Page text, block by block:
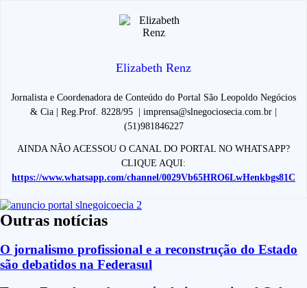
Elizabeth Renz
Jornalista e Coordenadora de Conteúdo do Portal São Leopoldo Negócios
& Cia | Reg.Prof. 8228/95 | imprensa@slnegociosecia.com.br |
(51)981846227
AINDA NÃO ACESSOU O CANAL DO PORTAL NO WHATSAPP?
CLIQUE AQUI:
https://www.whatsapp.com/channel/0029Vb65HRO6LwHenkbgs81C
Outras notícias
O jornalismo profissional e a reconstrução do Estado
são debatidos na Federasul